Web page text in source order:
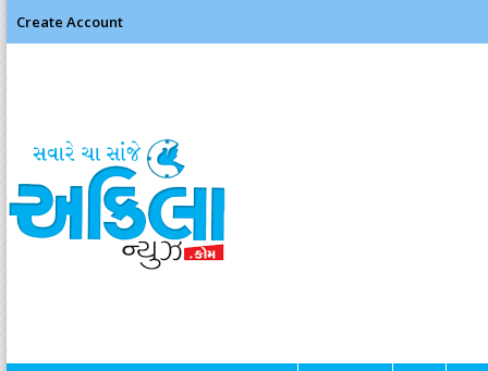
Create Account